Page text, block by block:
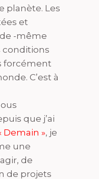
planète. Les
et
-même
conditions
forcément
C’est à
que j’ai
Demain », je
une
de
de projets